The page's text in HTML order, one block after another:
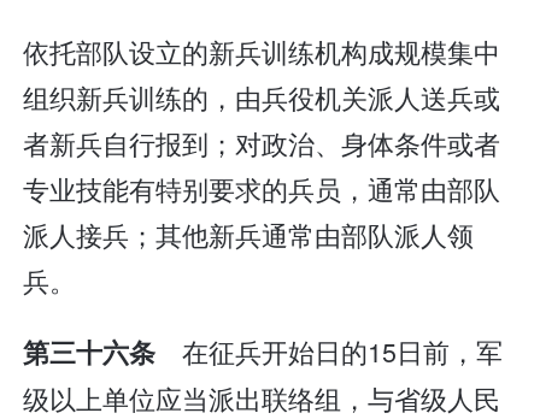
依托部队设立的新兵训练机构成规模集中
组织新兵训练的，由兵役机关派人送兵或
者新兵自行报到；对政治、身体条件或者
专业技能有特别要求的兵员，通常由部队
派人接兵；其他新兵通常由部队派人领
兵。
第三十六条 在征兵开始日的15日前，军
级以上单位应当派出联络组，与省级人民